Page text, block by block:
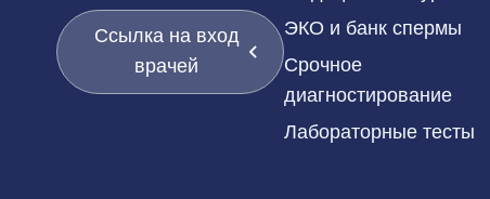
Ссылка на вход
врачей
ЭКО и банк спермы
Срочное
диагностирование
Лабораторные тесты